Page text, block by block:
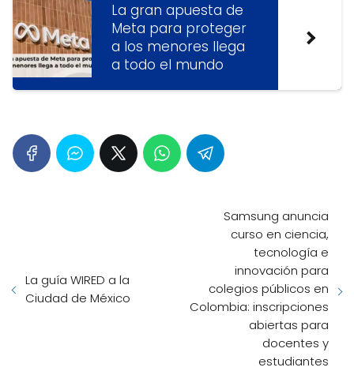
La gran apuesta de
Meta para proteger
a los menores llega
a todo el mundo
La guía WIRED a la
Ciudad de México
Samsung anuncia
curso en ciencia,
tecnología e
innovación para
colegios públicos en
Colombia: inscripciones
abiertas para
docentes y
estudiantes